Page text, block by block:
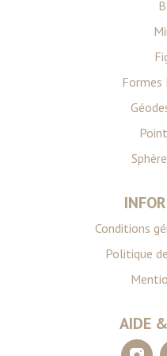
Formes
Conditions
Politique
AIDE